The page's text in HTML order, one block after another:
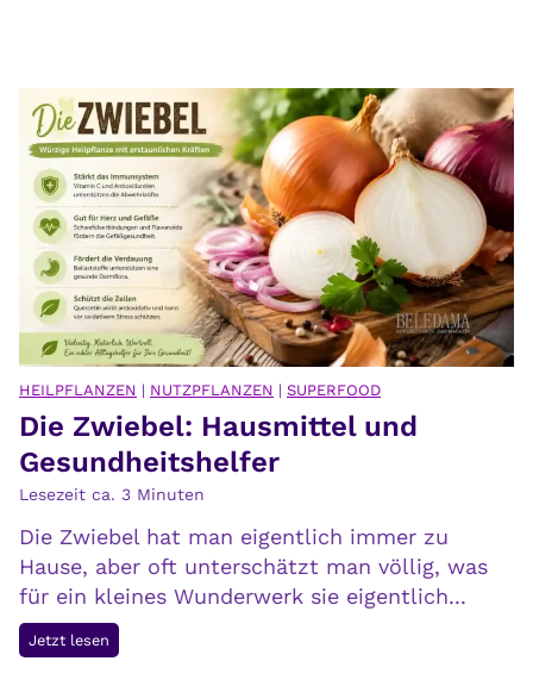
r
p
r
b
e
s
s
e
e
r
s
t
e
h
s
s
t
m
e
h
r
T
r
ä
u
m
h
b
e
n
,
a
HEILPFLANZEN | NUTZPFLANZEN | SUPERFOOD
Die Zwiebel: Hausmittel und
Gesundheitshelfer
Lesezeit ca. 3 Minuten
Die Zwiebel hat man eigentlich immer zu
Hause, aber oft unterschätzt man völlig, was
für ein kleines Wunderwerk sie eigentlich...
Jetzt lesen